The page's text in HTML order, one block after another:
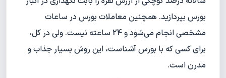
بورس بپردازید. همچنین معاملات بورس در ساعات
مشخصی انجام می‌شود و 24 ساعته نیست. ولی در کل،
برای کسی که با بورس آشناست، این روش بسیار جذاب و
مدرن است.